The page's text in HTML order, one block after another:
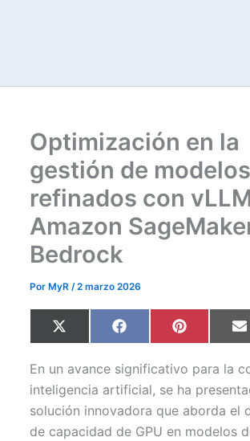
Optimización en la
gestión de modelos
refinados con
Amazon
Bedrock
Por MyR/2 marzo 2026
Compartir
en
X
(
w
i
t
t
e
)
Compartir
en
F
a
e
b
o
o
k
Compartir
en
P
i
t
e
r
e
s
E
i
l
En un avance significativo para la
inteligencia artificial, se ha
solución innovadora que aborda el
de capacidad de GPU en modelos